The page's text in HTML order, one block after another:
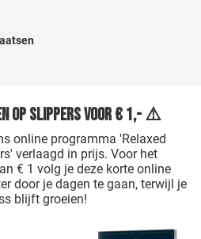
op Slippers voor € 1,- ⚠️
online programma 'Relaxed
verlaagd in prijs. Voor het
€ 1 volg je deze korte online
door je dagen te gaan, terwijl je
blijft groeien!